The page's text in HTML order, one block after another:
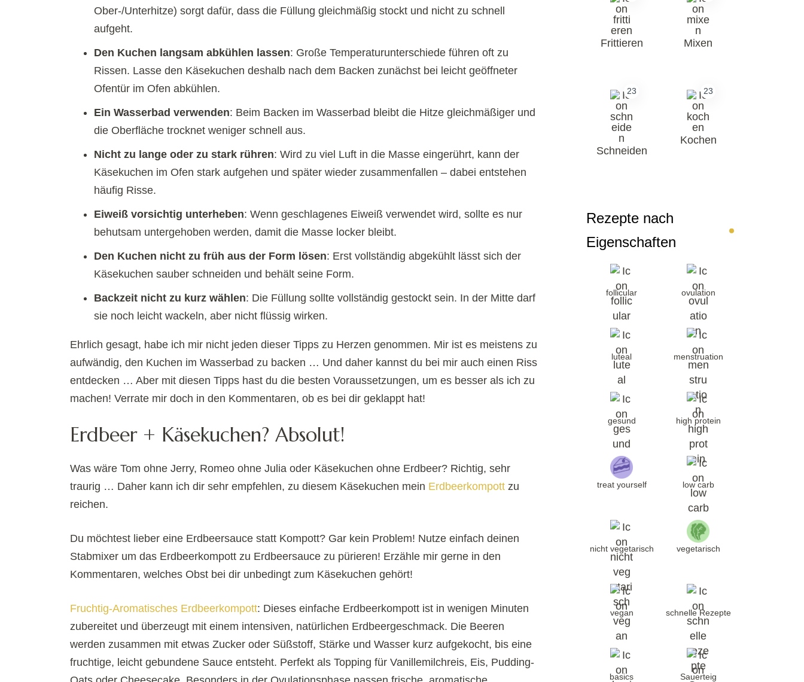
Ober-/Unterhitze) sorgt dafür, dass die Füllung gleichmäßig stockt und nicht zu schnell
aufgeht.
Den Kuchen langsam abkühlen lassen: Große Temperaturunterschiede führen oft zu
Rissen. Lasse den Käsekuchen deshalb nach dem Backen zunächst bei leicht geöffneter
Ofentür im Ofen abkühlen.
Ein Wasserbad verwenden: Beim Backen im Wasserbad bleibt die Hitze gleichmäßiger und
die Oberfläche trocknet weniger schnell aus.
Nicht zu lange oder zu stark rühren: Wird zu viel Luft in die Masse eingerührt, kann der
Käsekuchen im Ofen stark aufgehen und später wieder zusammenfallen – dabei entstehen
häufig Risse.
Eiweiß vorsichtig unterheben: Wenn geschlagenes Eiweiß verwendet wird, sollte es nur
behutsam untergehoben werden, damit die Masse locker bleibt.
Den Kuchen nicht zu früh aus der Form lösen: Erst vollständig abgekühlt lässt sich der
Käsekuchen sauber schneiden und behält seine Form.
Backzeit nicht zu kurz wählen: Die Füllung sollte vollständig gestockt sein. In der Mitte darf
sie noch leicht wackeln, aber nicht flüssig wirken.
Ehrlich gesagt, habe ich mir nicht jeden dieser Tipps zu Herzen genommen. Mir ist es meistens zu
aufwändig, den Kuchen im Wasserbad zu backen … Und daher kannst du bei mir auch einen Riss
entdecken … Aber mit diesen Tipps hast du die besten Voraussetzungen, um es besser als ich zu
machen! Verrate mir doch in den Kommentaren, ob es bei dir geklappt hat!
Erdbeer + Käsekuchen? Absolut!
Was wäre Tom ohne Jerry, Romeo ohne Julia oder Käsekuchen ohne Erdbeer? Richtig, sehr
traurig … Daher kann ich dir sehr empfehlen, zu diesem Käsekuchen mein Erdbeerkompott zu
reichen.
Du möchtest lieber eine Erdbeersauce statt Kompott? Gar kein Problem! Nutze einfach deinen
Stabmixer um das Erdbeerkompott zu Erdbeersauce zu pürieren! Erzähle mir gerne in den
Kommentaren, welches Obst bei dir unbedingt zum Käsekuchen gehört!
Fruchtig-Aromatisches Erdbeerkompott: Dieses einfache Erdbeerkompott ist in wenigen Minuten
zubereitet und überzeugt mit einem intensiven, natürlichen Erdbeergeschmack. Die Beeren
werden zusammen mit etwas Zucker oder Süßstoff, Stärke und Wasser kurz aufgekocht, bis eine
fruchtige, leicht gebundene Sauce entsteht. Perfekt als Topping für Vanillemilchreis, Eis, Pudding-
Frittieren Mixen
23
Schneiden
23
Kochen
Rezepte nach
Eigenschaften
follicular ovulation
luteal menstruation
gesund high protein
treat yourself low carb
nicht vegetarisch vegetarisch
vegan schnelle Rezepte
basics Sauerteig